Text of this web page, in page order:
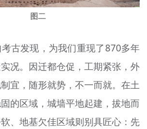
图二
古发现，为我们重现了870多年
况。因迁都仓促，工期紧张，外
宜，随形就势，不一而就。在土
的区域，城墙平地起建，拔地而
、地基欠佳区域则别具匠心：先